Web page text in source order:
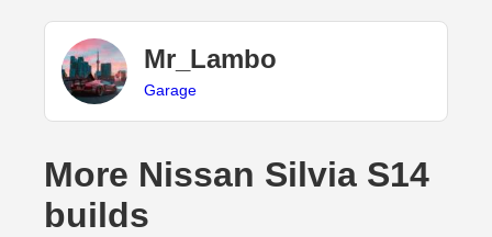
Mr_Lambo
Garage
More Nissan Silvia S14
builds